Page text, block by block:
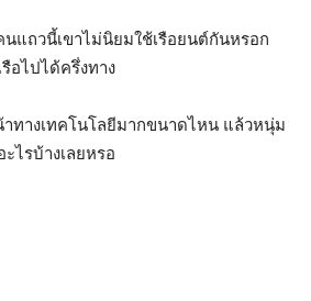
แถวนี้เขาไม่นิยมใช้เรือยนต์กันหรอก
อไปได้ครึ่งทาง
าทางเทคโนโลยีมากขนาดไหน แล้วหนุ่ม
ไรบ้างเลยหรอ